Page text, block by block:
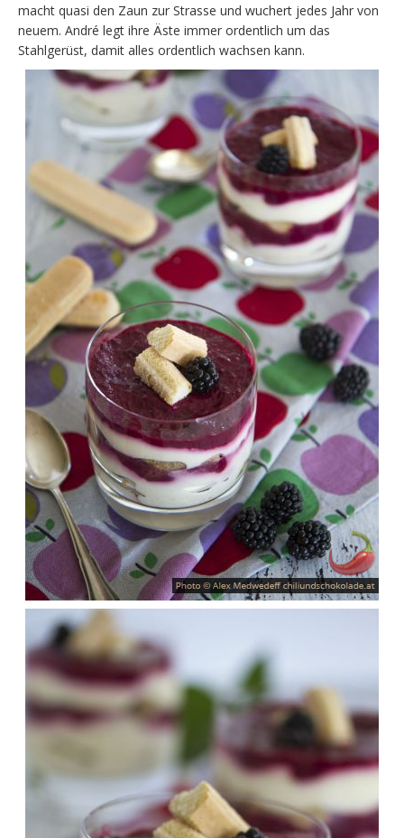
macht quasi den Zaun zur Strasse und wuchert jedes Jahr von
neuem. André legt ihre Äste immer ordentlich um das
Stahlgerüst, damit alles ordentlich wachsen kann.